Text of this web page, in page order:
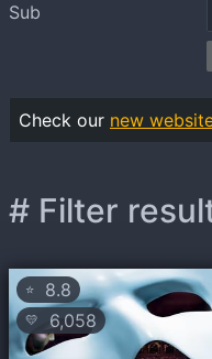
# Filter
⭐ 8.8
💛 6,058
Sub
Check our new